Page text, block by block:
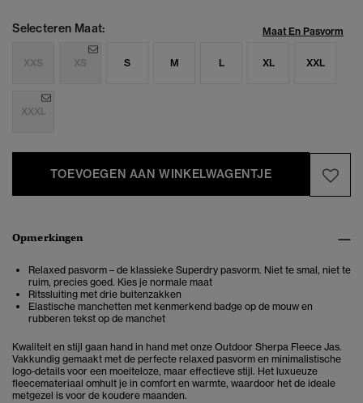
Selecteren Maat: Maat En Pasvorm
XXS XS S M L XL XXL
XXXL
TOEVOEGEN AAN WINKELWAGENTJE
Opmerkingen
Relaxed pasvorm – de klassieke Superdry pasvorm. Niet te smal, niet te
ruim, precies goed. Kies je normale maat
Ritssluiting met drie buitenzakken
Elastische manchetten met kenmerkend badge op de mouw en
rubberen tekst op de manchet
Kwaliteit en stijl gaan hand in hand met onze Outdoor Sherpa Fleece Jas.
Vakkundig gemaakt met de perfecte relaxed pasvorm en minimalistische
logo-details voor een moeiteloze, maar effectieve stijl. Het luxueuze
fleecemateriaal omhult je in comfort en warmte, waardoor het de ideale
metgezel is voor de koudere maanden.